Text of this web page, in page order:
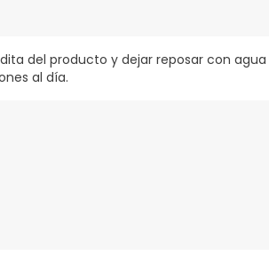
del producto y dejar reposar con
al día.